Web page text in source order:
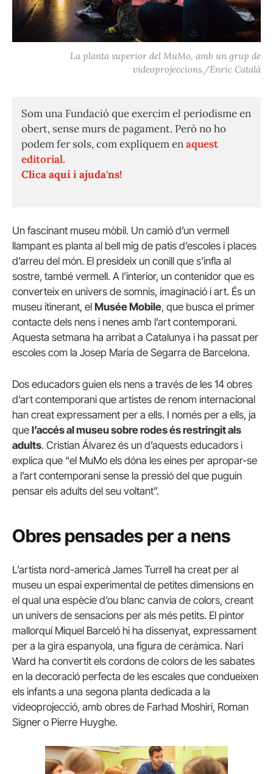
La planta superior del MuMo, amb un grup de
videoprojeccions./Enric Català
Som una Fundació que exercim el periodisme en
obert, sense murs de pagament. Però no ho
podem fer sols, com expliquem enaquest
editorial.
Clica aquí i ajuda'ns!
Un fascinant museu mòbil. Un camió d’un vermell
llampant es planta al bell mig de patis d’escoles i places
d’arreu del món. El presideix un conill que s’infla al
sostre, també vermell. A l’interior, un contenidor que es
converteix en univers de somnis, imaginació i art. És un
museu itinerant, el Musée Mobile, que busca el primer
contacte dels nens i nenes amb l’art contemporani.
Aquesta setmana ha arribat a Catalunya i ha passat per
escoles com la Josep Maria de Segarra de Barcelona.
Dos educadors guien els nens a través de les 14 obres
d’art contemporani que artistes de renom internacional
han creat expressament per a ells. I només per a ells, ja
que l’accés al museu sobre rodes és restringit als
adults. Cristian Álvarez és un d’aquests educadors i
explica que “el MuMo els dóna les eines per apropar-se
a l’art contemporani sense la pressió del que puguin
pensar els adults del seu voltant”.
Obres pensades per a nens
L’artista nord-americà James Turrell ha creat per al
museu un espai experimental de petites dimensions en
el qual una espècie d’ou blanc canvia de colors, creant
un univers de sensacions per als més petits. El pintor
mallorquí Miquel Barceló hi ha dissenyat, expressament
per a la gira espanyola, una figura de ceràmica. Nari
Ward ha convertit els cordons de colors de les sabates
en la decoració perfecta de les escales que condueixen
els infants a una segona planta dedicada a la
videoprojecció, amb obres de Farhad Moshiri, Roman
Signer o Pierre Huyghe.